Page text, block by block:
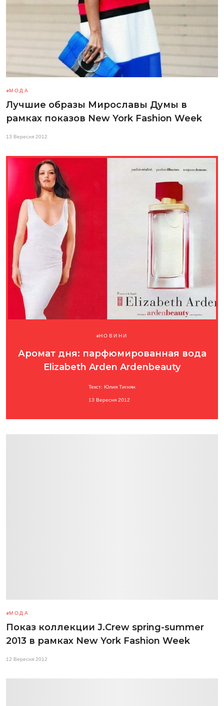
МОДА
Лучшие образы Мирославы Думы в
рамках показов New York Fashion Week
13 Вересня 2012
НОВИНИ
Аромат дня: парфюмированная вода
Elizabeth Arden Ardenbeauty
Текст: Юлия Тигнян
13 Вересня 2012
МОДА
Показ коллекции J.Crew spring-summer
2013 в рамках New York Fashion Week
12 Вересня 2012